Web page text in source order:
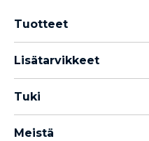
Tuotteet
Motorola G -perhe
Thinkphone 25 by Motorola
Lisätarvikkeet
moto tag
Tuki
Meistä